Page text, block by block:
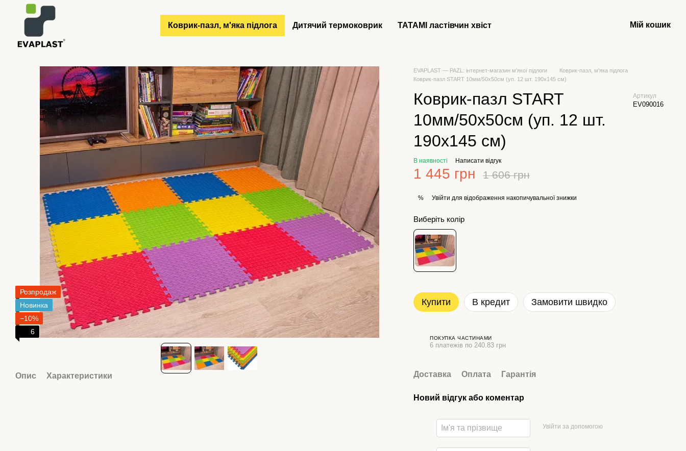
Перейти до основного контенту
Коврик-пазл, м'яка підлога Дитячий термоковрик ТАТАМІ ластівчин хвіст Мій кошик
Розпродаж
Новинка
−10%
6
Опис Характеристики
EVAPLAST — PAZL: інтернет-магазин м'якої підлоги
Коврик-пазл, м'яка підлога
Коврик-пазл START 10мм/50х50см (уп. 12 шт. 190х145 см)
Коврик-пазл START
10мм/50х50см (уп. 12 шт.
190х145 см)
Артикул
EV090016
В наявності Написати відгук
1 445 грн 1 606 грн
% Увійти для відображення накопичувальної знижки
Виберіть колір
Купити В кредит Замовити швидко
ПОКУПКА ЧАСТИНАМИ
6 платежів по 240.83 грн
Доставка Оплата Гарантія
Новий відгук або коментар
Увійти за допомогою